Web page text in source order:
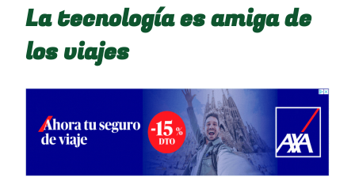
La tecnología es amiga de
los viajes